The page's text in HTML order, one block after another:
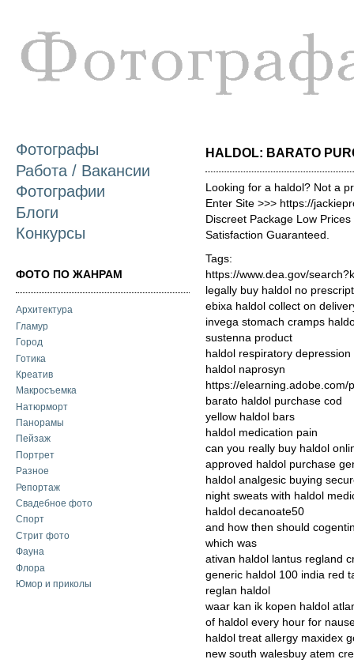
Фотографы
Работа / Вакансии
Фотографии
Блоги
Конкурсы
ФОТО ПО ЖАНРАМ
Архитектура
Гламур
Город
Готика
Креатив
Макросъемка
Натюрморт
Панорамы
Пейзаж
Портрет
Разное
Репортаж
Свадебное фото
Спорт
Стрит фото
Фауна
Флора
Юмор и приколы
HALDOL: BARATO
Looking for a haldol? Not a
Enter Site >>> https://
Discreet Package Low
Satisfaction Guaranteed.
Tags:
https://www.dea.gov/
legally buy haldol no
ebixa haldol collect on
invega stomach cramps
sustenna product
haldol respiratory
haldol naprosyn
https://elearning.adobe.com/
barato haldol purchase cod
yellow haldol bars
haldol medication pain
can you really buy haldol
approved haldol purchase
haldol analgesic buying
night sweats with haldol
haldol decanoate50
and how then should
which was
ativan haldol lantus regland
generic haldol 100 india red
reglan haldol
waar kan ik kopen haldol
of haldol every hour for
haldol treat allergy maxidex
new south walesbuy atem